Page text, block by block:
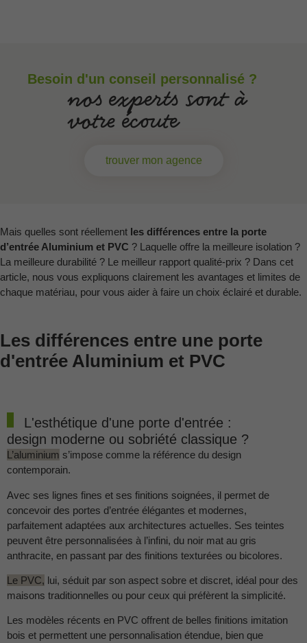
Besoin d'un conseil personnalisé ?
nos experts sont à
votre écoute
trouver mon agence
Mais quelles sont réellement les différences entre la porte
d’entrée Aluminium et PVC ? Laquelle offre la meilleure isolation ?
La meilleure durabilité ? Le meilleur rapport qualité-prix ? Dans cet
article, nous vous expliquons clairement les avantages et limites de
chaque matériau, pour vous aider à faire un choix éclairé et durable.
Les différences entre une porte
d'entrée Aluminium et PVC
L'esthétique d'une porte d'entrée :
design moderne ou sobriété classique ?
L’aluminium s’impose comme la référence du design
contemporain.
Avec ses lignes fines et ses finitions soignées, il permet de
concevoir des portes d’entrée élégantes et modernes,
parfaitement adaptées aux architectures actuelles. Ses teintes
peuvent être personnalisées à l’infini, du noir mat au gris
anthracite, en passant par des finitions texturées ou bicolores.
Le PVC, lui, séduit par son aspect sobre et discret, idéal pour des
maisons traditionnelles ou pour ceux qui préfèrent la simplicité.
Les modèles récents en PVC offrent de belles finitions imitation
bois et permettent une personnalisation étendue, bien que